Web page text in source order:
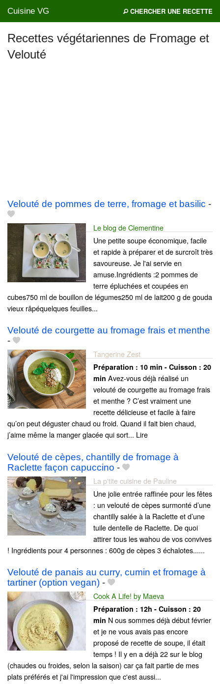
Cuisine VG CHERCHER UNE RECETTE
Recettes végétariennes de Fromage et
Velouté
Velouté de pommes de terre, fromage et basilic -
Le blog de Clementine
Une petite soupe économique, facile
et rapide à préparer et de surcroît très
savoureuse. Je l'ai servie en
amuse.Ingrédients :2 pommes de
terre épluchées et coupées en
cubes750 ml de bouillon de légumes250 ml de lait200 g de gouda
vieux râpéquelques feuilles...
Velouté de courgette au fromage frais et menthe
-
Tangerine Zest
Préparation : 10 min - Cuisson : 20
min Avez-vous déjà réalisé un
velouté de courgette au fromage frais
et menthe ? C’est vraiment une
recette délicieuse et facile à faire
qu’on peut déguster chaud ou froid. Quand il fait bien chaud,
j’aime même la manger glacée qui sort... Lire
Velouté de cèpes, chantilly de fromage à
Raclette façon capuccino -
La p'tite cuisine de Pauline
Une jolie entrée raffinée pour les fêtes
: un velouté de cèpes surmonté d’une
chantilly salée à la Raclette et d’une
tuile dentelle de Raclette. De quoi
attirer tous les wahou de vos convives
! Ingrédients pour 4 personnes : 600g de cèpes 3 échalotes......
Velouté de panais au curry, cumin et fromage à
tartiner (option vegan) -
Cook A Life! by Maeva
Préparation : 12h - Cuisson : 20
min N ous sommes déjà début février
et je ne vous avais pas encore
proposé de recette de soupe, il était
temps ! Il y en a déjà 22 sur le blog
(chaudes ou froides, selon la saison) car ça fait partie de mes
plats préférés et j'ai l'impression que c'est aussi...